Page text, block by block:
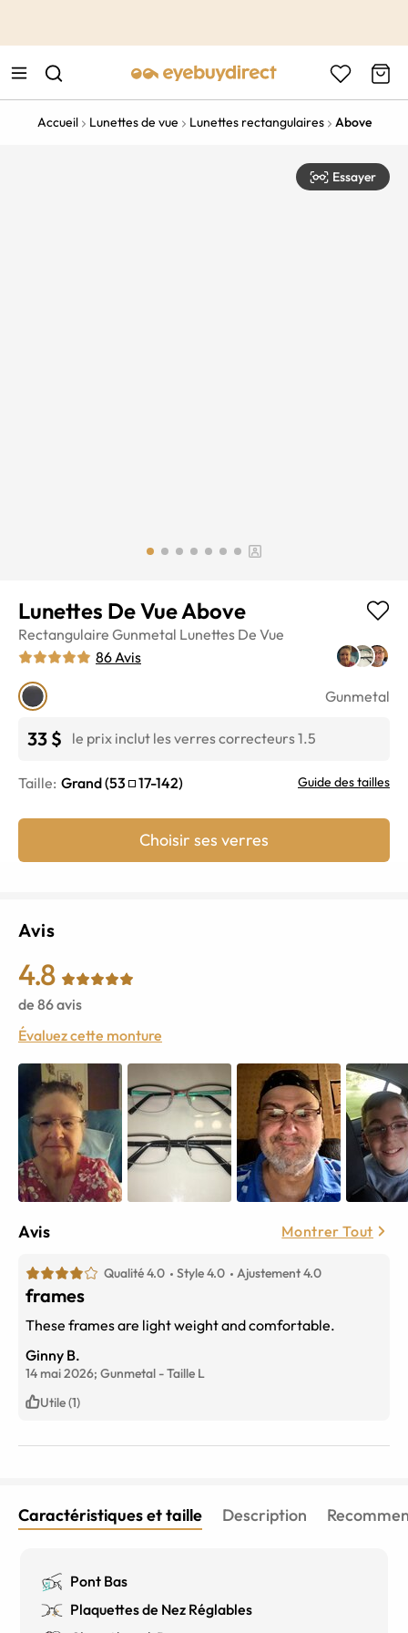
Accueil Lunettes de vue Lunettes rectangulaires Above
Essayer
Lunettes De Vue Above
Rectangulaire Gunmetal Lunettes De Vue
86 Avis
Gunmetal
33 $ le prix inclut les verres correcteurs 1.5
Taille: Grand(53 17-142) Guide des tailles
Choisir ses verres
Avis
4.8
de 86avis
Évaluez cette monture
Avis Montrer Tout
Qualité 4.0 Style 4.0 Ajustement 4.0
frames
These frames are light weight and comfortable.
Ginny B.
14 mai 2026; Gunmetal -Taille L
Utile (1)
Caractéristiques et taille Description
Pont Bas
Plaquettes de Nez Réglables